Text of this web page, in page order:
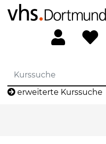
erweiterte Kurssuche